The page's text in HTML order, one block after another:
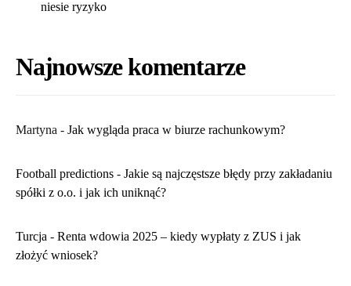
niesie ryzyko
Najnowsze komentarze
Martyna - ​Jak wygląda praca w biurze rachunkowym?
Football predictions - Jakie są najczęstsze błędy przy zakładaniu
spółki z o.o. i jak ich uniknąć?
Turcja - Renta wdowia 2025 – kiedy wypłaty z ZUS i jak
złożyć wniosek?